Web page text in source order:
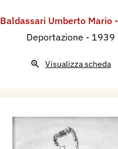
Baldassari Umberto Mario
Deportazione - 1939
Visualizza scheda